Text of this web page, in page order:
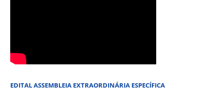
EDITAL ASSEMBLEIA EXTRAORDINÁRIA ESPECÍFICA